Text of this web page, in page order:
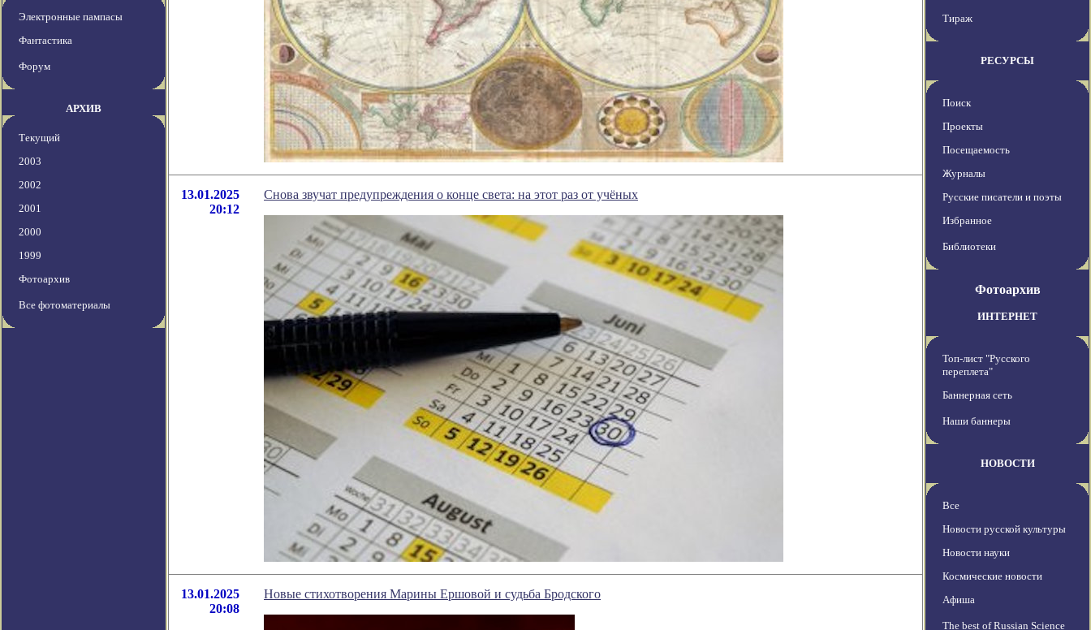
Электронные пампасы
Фантастика
Форум
АРХИВ
Текущий
2003
2002
2001
2000
1999
Фотоархив
Все фотоматериалы
13.01.2025
20:12
Снова звучат предупреждения о конце света: на этот раз от учёных
13.01.2025
20:08
Новые стихотворения Марины Ершовой и судьба Бродского
Тираж
РЕСУРСЫ
Поиск
Проекты
Посещаемость
Журналы
Русские писатели и поэты
Избранное
Библиотеки
Фотоархив
ИНТЕРНЕТ
Топ-лист "Русского
переплета"
Баннерная сеть
Наши баннеры
НОВОСТИ
Все
Новости русской культуры
Новости науки
Космические новости
Афиша
The best of Russian Science